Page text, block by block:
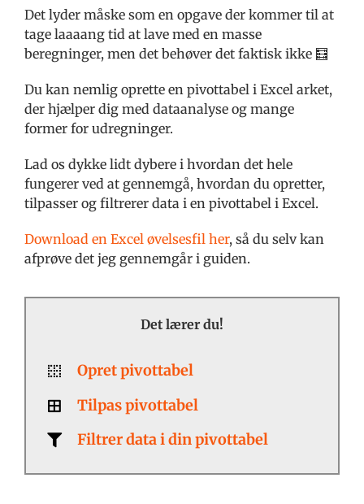
Det lyder måske som en opgave der kommer til at
tage laaaang tid at lave med en masse
beregninger, men det behøver det faktisk ikke 🧮
Du kan nemlig oprette en pivottabel i Excel arket,
der hjælper dig med dataanalyse og mange
former for udregninger.
Lad os dykke lidt dybere i hvordan det hele
fungerer ved at gennemgå, hvordan du opretter,
tilpasser og filtrerer data i en pivottabel i Excel.
Download en Excel øvelsesfil her, så du selv kan
afprøve det jeg gennemgår i guiden.
Det lærer du!
Opret pivottabel
Tilpas pivottabel
Filtrer data i din pivottabel